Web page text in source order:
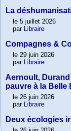
La
le 5 juillet 2026
par Libraire
Compagnes &
le 29 juin 2026
par Libraire
Aernoult,
pauvre à la Belle
le 26 juin 2026
par Libraire
Deux écologies